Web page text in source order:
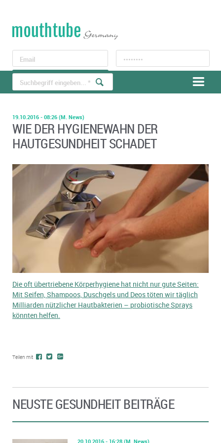
LOGIN Registrieren
19.10.2016 - 08:26 (M. News)
WIE DER HYGIENEWAHN DER
HAUTGESUNDHEIT SCHADET
Die oft übertriebene Körperhygiene hat nicht nur gute Seiten:
Mit Seifen, Shampoos, Duschgels und Deos töten wir täglich
Milliarden nützlicher Hautbakterien – probiotische Sprays
könnten helfen.
Teilen mit
NEUSTE GESUNDHEIT BEITRÄGE
20.10.2016 - 16:28 (M. News)